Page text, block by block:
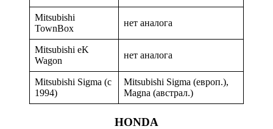
Mitsubishi
TownBox
нет аналога
Mitsubishi eK
Wagon
нет аналога
Mitsubishi Sigma (с
1994)
Mitsubishi Sigma (европ.),
Magna (австрал.)
HONDA